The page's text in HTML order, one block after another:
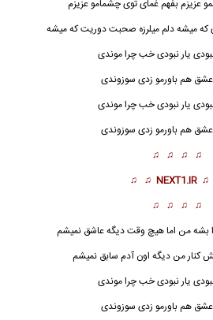
عزیزم بفهم غمای توی چشمامو عزیزم
که میشه دلم میلرزه صحبت دوریت که میشه
یار نبودی خب چرا موندی
هم باورمو زدی سوزوندی
یار نبودی خب چرا موندی
هم باورمو زدی سوزوندی
♫ ♫ ♫ ♫
NEXT1.IR
♫ ♫
♫ ♫ ♫ ♫
بشه من اما هیچ وقت دیگه عاشق نمیشم
من دیگه اون آدم سابق نمیشم
یار نبودی خب چرا موندی
هم باورمو زدی سوزوندی